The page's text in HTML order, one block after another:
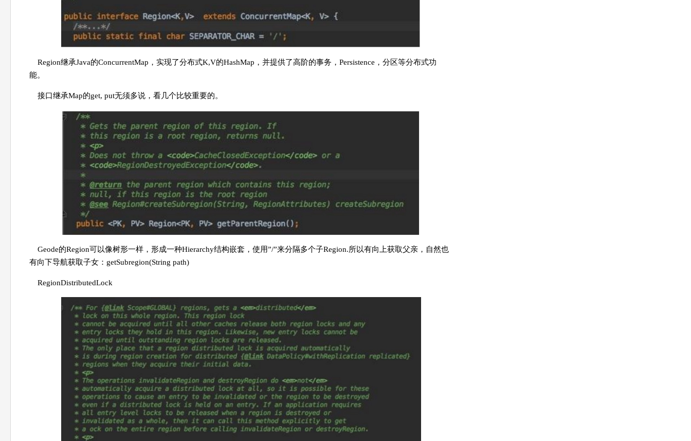
Region继承Java的ConcurrentMap，实现了分布式K,V的HashMap，并提供了高阶的事务，Persistence，分区等分布式功
能。
接口继承Map的get, put无须多说，看几个比较重要的。
Geode的Region可以像树形一样，形成一种Hierarchy结构嵌套，使用”/”来分隔多个子Region.所以有向上获取父亲，自然也
有向下导航获取子女：getSubregion(String path)
RegionDistributedLock